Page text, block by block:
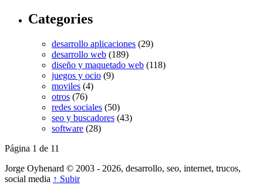
Categories
desarrollo aplicaciones (29)
desarrollo web (189)
diseño y maquetado web (118)
juegos y ocio (9)
moviles (4)
otros (76)
redes sociales (50)
seo y buscadores (43)
software (28)
Página 1 de 11
Jorge Oyhenard © 2003 - 2026, desarrollo, seo, internet, trucos,
social media ↑ Subir